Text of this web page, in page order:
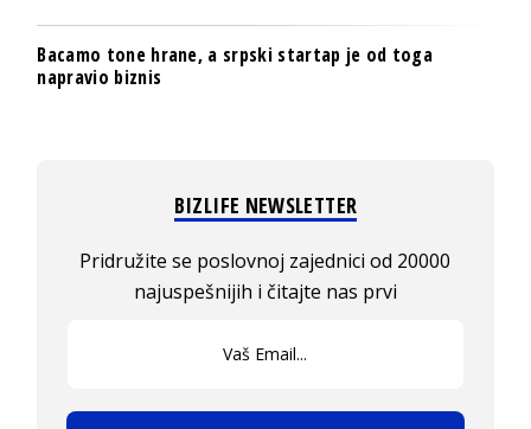
Bacamo tone hrane, a srpski startap je od toga
napravio biznis
BIZLIFE NEWSLETTER
Pridružite se poslovnoj zajednici od 20000
najuspešnijih i čitajte nas prvi